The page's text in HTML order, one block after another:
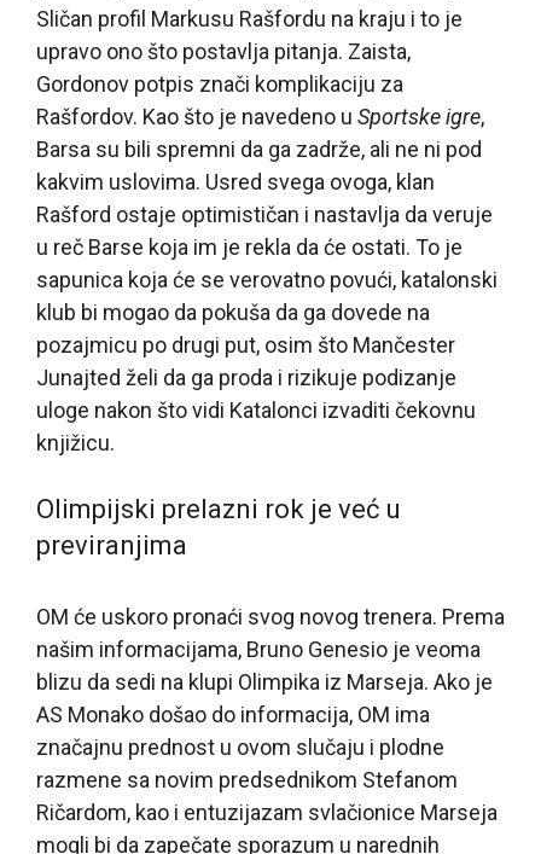
Sličan profil Markusu Rašfordu na kraju i to je
upravo ono što postavlja pitanja. Zaista,
Gordonov potpis znači komplikaciju za
Rašfordov. Kao što je navedeno u Sportske igre,
Barsa su bili spremni da ga zadrže, ali ne ni pod
kakvim uslovima. Usred svega ovoga, klan
Rašford ostaje optimističan i nastavlja da veruje
u reč Barse koja im je rekla da će ostati. To je
sapunica koja će se verovatno povući, katalonski
klub bi mogao da pokuša da ga dovede na
pozajmicu po drugi put, osim što Mančester
Junajted želi da ga proda i rizikuje podizanje
uloge nakon što vidi Katalonci izvaditi čekovnu
knjižicu.
Olimpijski prelazni rok je već u
previranjima
OM će uskoro pronaći svog novog trenera. Prema
našim informacijama, Bruno Genesio je veoma
blizu da sedi na klupi Olimpika iz Marseja. Ako je
AS Monako došao do informacija, OM ima
značajnu prednost u ovom slučaju i plodne
razmene sa novim predsednikom Stefanom
Ričardom, kao i entuzijazam svlačionice Marseja
mogli bi da zapečate sporazum u narednih